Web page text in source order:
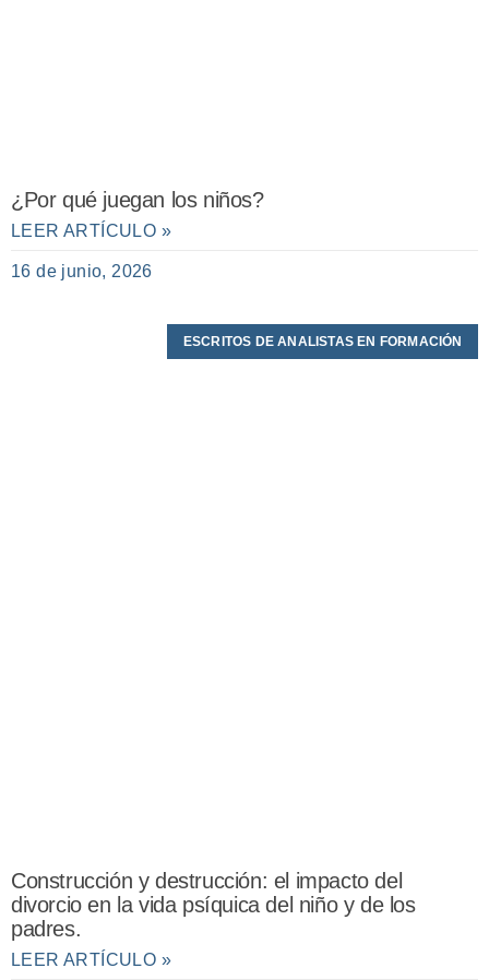
¿Por qué juegan los niños?
LEER ARTÍCULO »
16 de junio, 2026
ESCRITOS DE ANALISTAS EN FORMACIÓN
Construcción y destrucción: el impacto del
divorcio en la vida psíquica del niño y de los
padres.
LEER ARTÍCULO »